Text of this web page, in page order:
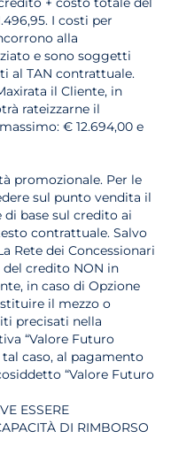
I costi per
alla
e sono soggetti
al TAN contrattuale.
il Cliente, in
rateizzarne il
€ 12.694,00 e
promozionale. Per le
sul punto vendita il
base sul credito ai
contrattuale. Salvo
Rete dei Concessionari
del credito NON in
in caso di Opzione
il mezzo o
precisati nella
“Valore Futuro
caso, al pagamento
“Valore Futuro
ESSERE
DI RIMBORSO